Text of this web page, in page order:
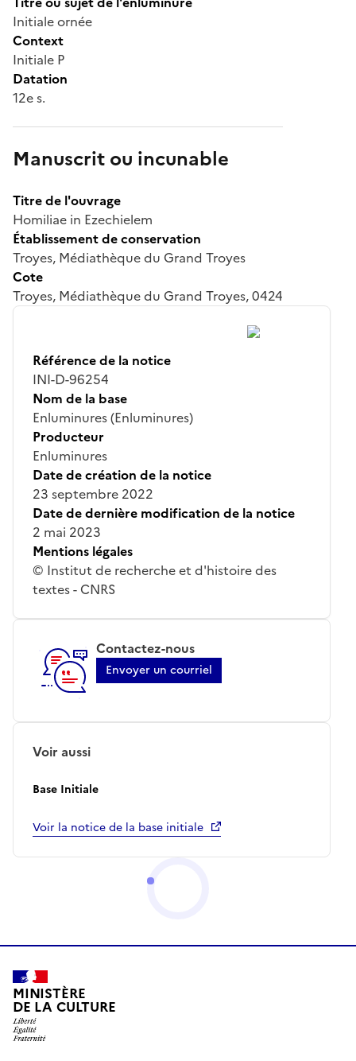
Initiale ornée
Context
Initiale P
Datation
12e s.
Manuscrit ou incunable
Titre de l'ouvrage
Homiliae in Ezechielem
Établissement de conservation
Troyes, Médiathèque du Grand Troyes
Cote
Troyes, Médiathèque du Grand Troyes, 0424
Référence de la notice
INI-D-96254
Nom de la base
Enluminures (Enluminures)
Producteur
Enluminures
Date de création de la notice
23 septembre 2022
Date de dernière modification de la notice
2 mai 2023
Mentions légales
© Institut de recherche et d'histoire des
textes - CNRS
Contactez-nous
Envoyer un courriel
Voir aussi
Base Initiale
Voir la notice de la base initiale
MINISTÈRE
DE LA CULTURE